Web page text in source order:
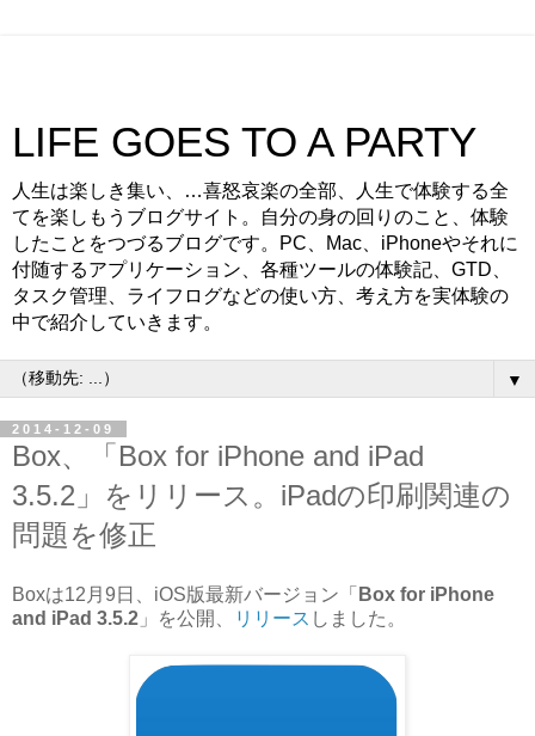
LIFE GOES TO A PARTY
人生は楽しき集い、…喜怒哀楽の全部、人生で体験する全
てを楽しもうブログサイト。自分の身の回りのこと、体験
したことをつづるブログです。PC、Mac、iPhoneやそれに
付随するアプリケーション、各種ツールの体験記、GTD、
タスク管理、ライフログなどの使い方、考え方を実体験の
中で紹介していきます。
▼
2014-12-09
Box、「Box for iPhone and iPad
3.5.2」をリリース。iPadの印刷関連の
問題を修正
Boxは12月9日、iOS版最新バージョン「 Box for iPhone
and iPad 3.5.2 」を公開、 リリース しました。